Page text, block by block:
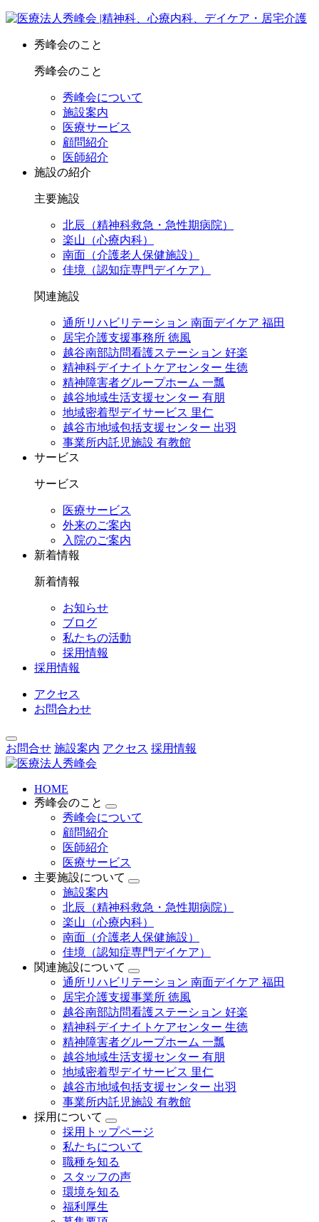
秀峰会のこと
秀峰会のこと
秀峰会について
施設案内
医療サービス
顧問紹介
医師紹介
施設の紹介
主要施設
北辰（精神科救急・急性期病院）
楽山（心療内科）
南面（介護老人保健施設）
佳境（認知症専門デイケア）
関連施設
通所リハビリテーション 南面デイケア 福田
居宅介護支援事務所 徳風
越谷南部訪問看護ステーション 好楽
精神科デイナイトケアセンター 生徳
精神障害者グループホーム 一瓢
越谷地域生活支援センター 有朋
地域密着型デイサービス 里仁
越谷市地域包括支援センター 出羽
事業所内託児施設 有教館
サービス
サービス
医療サービス
外来のご案内
入院のご案内
新着情報
新着情報
お知らせ
ブログ
私たちの活動
採用情報
採用情報
アクセス
お問合わせ
お問合せ 施設案内 アクセス 採用情報
HOME
秀峰会のこと
秀峰会について
顧問紹介
医師紹介
医療サービス
主要施設について
施設案内
北辰（精神科救急・急性期病院）
楽山（心療内科）
南面（介護老人保健施設）
佳境（認知症専門デイケア）
関連施設について
通所リハビリテーション 南面デイケア 福田
居宅介護支援事業所 徳風
越谷南部訪問看護ステーション 好楽
精神科デイナイトケアセンター 生徳
精神障害者グループホーム 一瓢
越谷地域生活支援センター 有朋
地域密着型デイサービス 里仁
越谷市地域包括支援センター 出羽
事業所内託児施設 有教館
採用について
採用トップページ
私たちについて
職種を知る
スタッフの声
環境を知る
福利厚生